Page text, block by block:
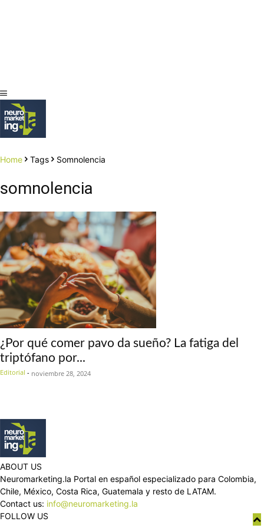
Home Tags Somnolencia
somnolencia
¿Por qué comer pavo da sueño? La fatiga del
triptófano por...
Editorial - noviembre 28, 2024
ABOUT US
Neuromarketing.la Portal en español especializado para Colombia,
Chile, México, Costa Rica, Guatemala y resto de LATAM.
Contact us: info@neuromarketing.la
FOLLOW US